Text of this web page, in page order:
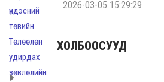
2026-03-05 15:29:29
ХОЛБООСУУД